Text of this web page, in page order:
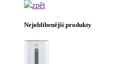
zpět
Nejoblíbenější produkty